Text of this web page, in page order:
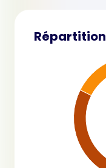
Répartition